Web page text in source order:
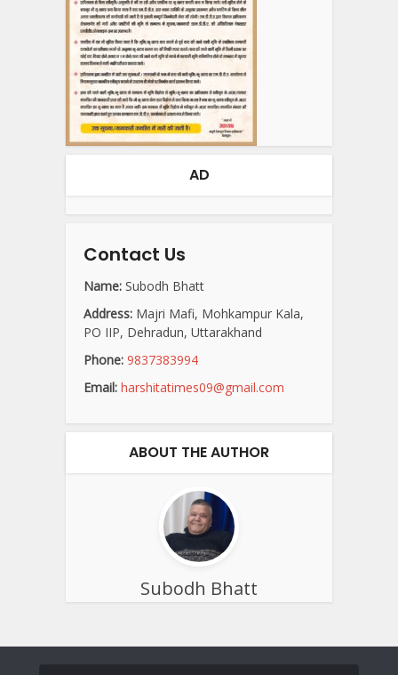
AD
Contact Us
Name: Subodh Bhatt
Address: Majri Mafi, Mohkampur Kala,
PO IIP, Dehradun, Uttarakhand
Phone: 9837383994
Email: harshitatimes09@gmail.com
ABOUT THE AUTHOR
Subodh Bhatt